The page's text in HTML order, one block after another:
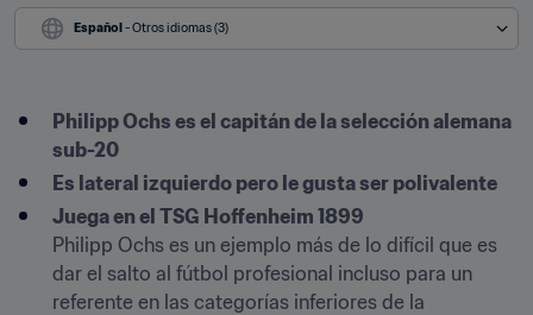
Español - Otros idiomas (3)
Philipp Ochs es el capitán de la selección alemana
sub-20
Es lateral izquierdo pero le gusta ser polivalente
Juega en el TSG Hoffenheim 1899
Philipp Ochs es un ejemplo más de lo difícil que es
dar el salto al fútbol profesional incluso para un
referente en las categorías inferiores de la